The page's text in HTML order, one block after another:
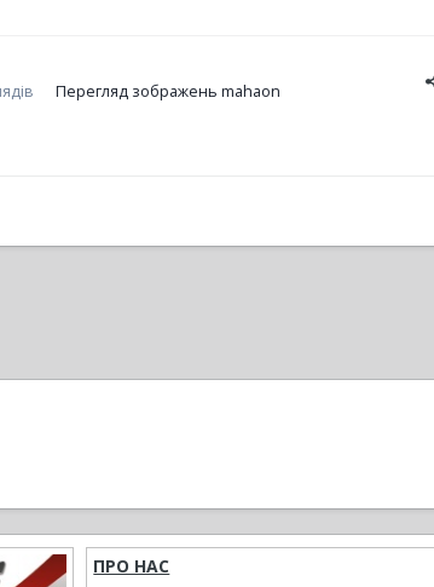
Перегляд зображень mahaon
ПРО НАС